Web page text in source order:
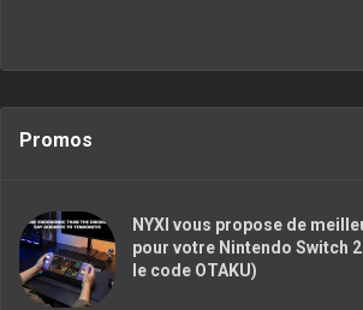
Promos
NYXI vous propose de
pour votre Nintendo Switch
le code OTAKU)